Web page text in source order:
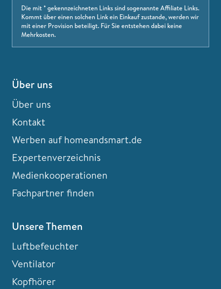
Die mit * gekennzeichneten Links sind sogenannte Affiliate Links.
Kommt über einen solchen Link ein Einkauf zustande, werden wir
mit einer Provision beteiligt. Für Sie entstehen dabei keine
Mehrkosten.
Über uns
Über uns
Kontakt
Werben auf homeandsmart.de
Expertenverzeichnis
Medienkooperationen
Fachpartner finden
Unsere Themen
Luftbefeuchter
Ventilator
Kopfhörer